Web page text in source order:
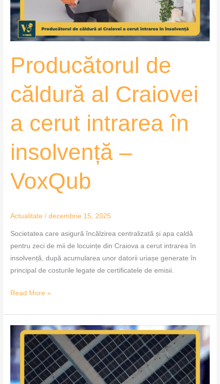
Producătorul de
căldură al Craiovei
a cerut intrarea în
insolvență –
VoxQub
Actualitate /decembrie 15, 2025
Societatea care asigură încălzirea centralizată și apa caldă
pentru zeci de mii de locuințe din Craiova a cerut intrarea în
insolvență, după acumularea unor datorii uriașe generate în
principal de costurile legate de certificatele de emisii.
cerut
intrarea
în
–
VoxQub
Read More »
Motru
pe
piața
energiei